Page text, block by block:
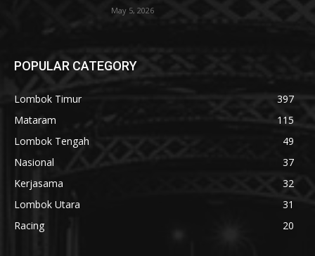
May 5, 2026
POPULAR CATEGORY
Lombok Timur
397
Mataram
115
Lombok Tengah
49
Nasional
37
Kerjasama
32
Lombok Utara
31
Racing
20